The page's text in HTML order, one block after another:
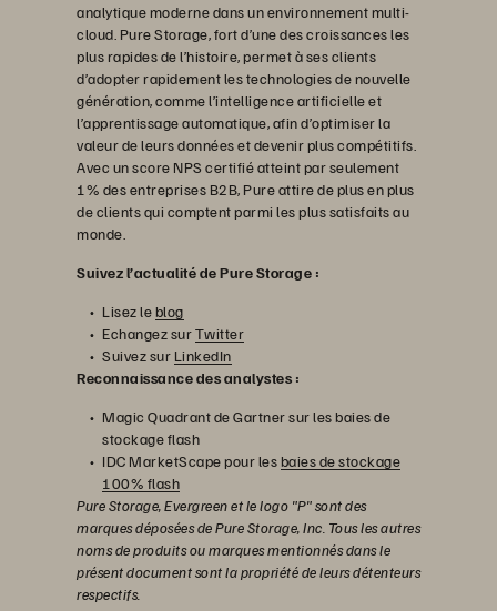
analytique moderne dans un environnement multi-
cloud. Pure Storage, fort d’une des croissances les
plus rapides de l’histoire, permet à ses clients
d’adopter rapidement les technologies de nouvelle
génération, comme l’intelligence artificielle et
l’apprentissage automatique, afin d’optimiser la
valeur de leurs données et devenir plus compétitifs.
Avec un score NPS certifié atteint par seulement
1% des entreprises B2B, Pure attire de plus en plus
de clients qui comptent parmi les plus satisfaits au
monde.
Suivez l’actualité de Pure Storage :
Lisez leblog
Echangez surTwitter
Suivez sur LinkedIn
Reconnaissance des analystes :
Magic Quadrant de Gartner sur les baies de
stockage flash
IDC MarketScape pour lesbaies de stockage
100% flash
Pure Storage, Evergreen et le logo "P" sont des
marques déposées de Pure Storage, Inc. Tous les autres
noms de produits ou marques mentionnés dans le
présent document sont la propriété de leurs détenteurs
respectifs.